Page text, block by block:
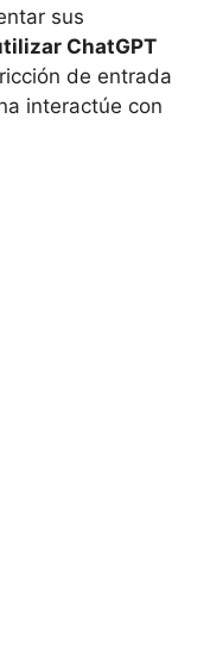
sus
ChatGPT
de entrada
interactúe con